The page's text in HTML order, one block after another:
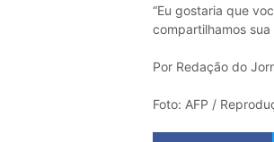
“Eu gostaria que
compartilhamos sua
Por Redação do
Foto: AFP /